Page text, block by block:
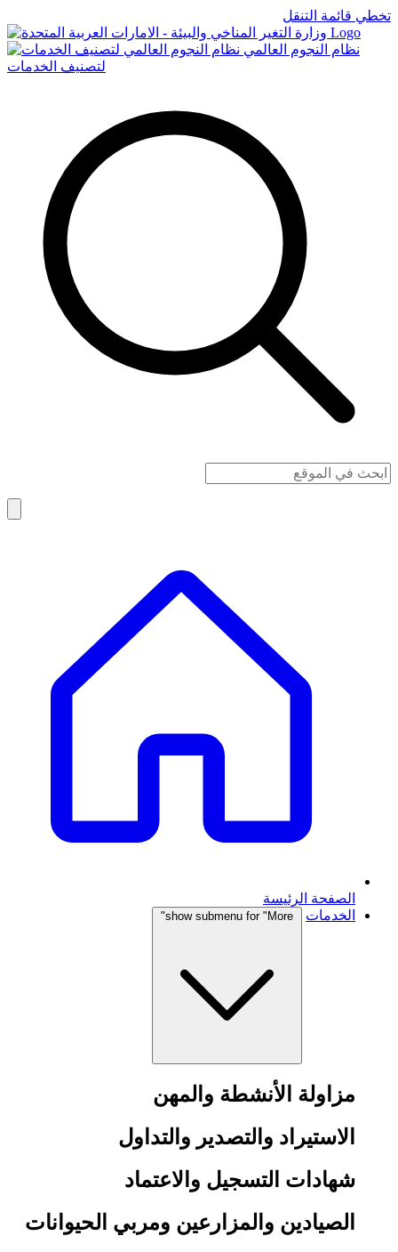
تخطي قائمة التنقل
Logo
نظام النجوم العالمي
لتصنيف الخدمات
الصفحة الرئيسة
الخدمات
show submenu for "More"
مزاولة الأنشطة والمهن
الاستيراد والتصدير والتداول
شهادات التسجيل والاعتماد
الصيادين والمزارعين ومربي الحيوانات